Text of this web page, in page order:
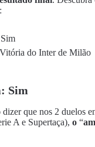
do Inter de Milão
Sim
que nos 2 duelos
A e Supertaça), o “